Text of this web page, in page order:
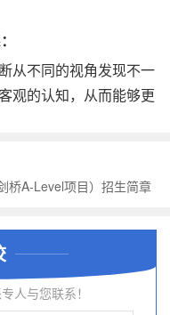
不同的视角发现不一
观的认知，从而能够更
桥A-Level项目）招生简章
人与您联系！